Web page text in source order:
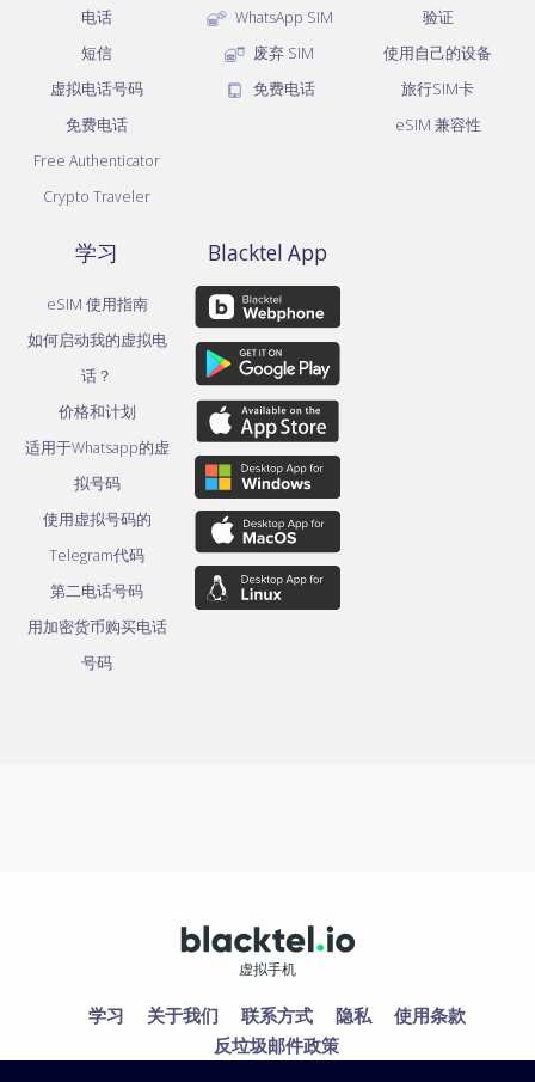
电话
短信
虚拟电话号码
免费电话
Free Authenticator
Crypto Traveler
WhatsApp SIM
废弃 SIM
免费电话
验证
使用自己的设备
旅行SIM卡
eSIM 兼容性
学习
eSIM 使用指南
如何启动我的虚拟电
话？
价格和计划
适用于Whatsapp的虚
拟号码
使用虚拟号码的
Telegram代码
第二电话号码
用加密货币购买电话
号码
Blacktel App
虚拟手机
学习 关于我们 联系方式 隐私
使用条款
反垃圾邮件政策